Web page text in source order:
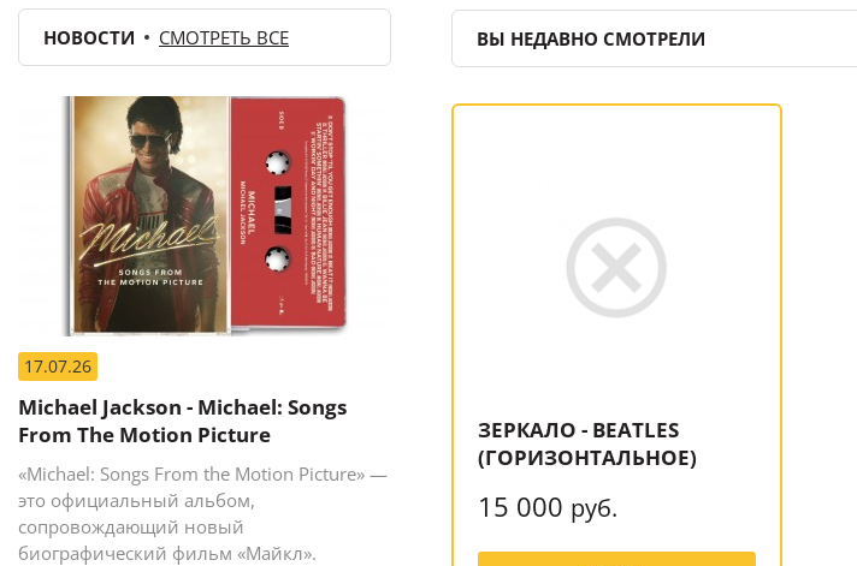
НОВОСТИ СМОТРЕТЬ ВСЕ
17.07.26
Michael Jackson - Michael: Songs
From The Motion Picture
«Michael: Songs From the Motion Picture» —
это официальный альбом,
сопровождающий новый
биографический фильм «Майкл».
ВЫ НЕДАВНО СМОТРЕЛИ
ЗЕРКАЛО - BEATLES
(ГОРИЗОНТАЛЬНОЕ)
15 000 руб.